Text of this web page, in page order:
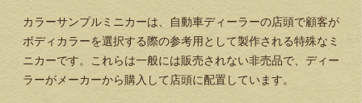
カラーサンプルミニカーは、自動車ディーラーの店頭で顧客が
ボディカラーを選択する際の参考用として製作される特殊なミ
ニカーです。これらは一般には販売されない非売品で、ディー
ラーがメーカーから購入して店頭に配置しています。